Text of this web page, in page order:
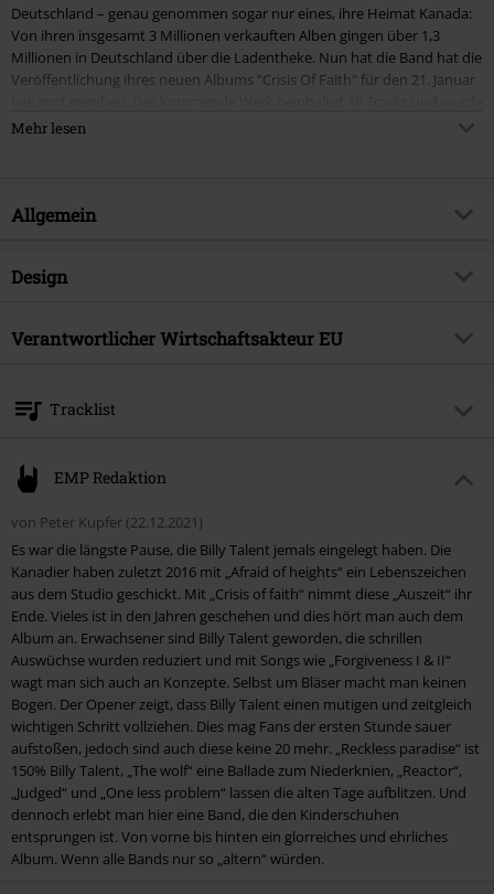
Deutschland – genau genommen sogar nur eines, ihre Heimat Kanada:
Von ihren insgesamt 3 Millionen verkauften Alben gingen über 1,3
Millionen in Deutschland über die Ladentheke. Nun hat die Band hat die
Veröffentlichung ihres neuen Albums "Crisis Of Faith" für den 21. Januar
komplett von Ian D’Sa produziert, Gitarrist und Haupt-Songwriter der
abgemischt.
Mehr lesen
Allgemein
Artikelnummer:
Musikgenre
Alternative/Indie
Band
Geschlecht
Design
Produkt-Typ
LP
Farbe
Verantwortlicher Wirtschaftsakteur EU
Alter Wandrahm 14
20457 Hamburg
Tracklist
1.
2. Reckless paradise
3. I beg to differ (This will get better)
4. The wolf
5. Reactor
6. Judged
7. Hanging out with all the wrong people
8. End of me
9. One less problem
10. For you
EMP Redaktion
von Peter Kupfer (22.12.2021)
Es war die längste Pause, die Billy Talent jemals eingelegt haben. Die
Kanadier haben zuletzt 2016 mit „Afraid of heights“ ein Lebenszeichen
aus dem Studio geschickt. Mit „Crisis of faith“ nimmt diese „Auszeit“ ihr
Ende. Vieles ist in den Jahren geschehen und dies hört man auch dem
Album an. Erwachsener sind Billy Talent geworden, die schrillen
Auswüchse wurden reduziert und mit Songs wie „Forgiveness I & II“
wagt man sich auch an Konzepte. Selbst um Bläser macht man keinen
Bogen. Der Opener zeigt, dass Billy Talent einen mutigen und zeitgleich
wichtigen Schritt vollziehen. Dies mag Fans der ersten Stunde sauer
aufstoßen, jedoch sind auch diese keine 20 mehr. „Reckless paradise“ ist
150% Billy Talent, „The wolf“ eine Ballade zum Niederknien, „Reactor“,
„Judged“ und „One less problem“ lassen die alten Tage aufblitzen. Und
dennoch erlebt man hier eine Band, die den Kinderschuhen
entsprungen ist. Von vorne bis hinten ein glorreiches und ehrliches
Album. Wenn alle Bands nur so „altern“ würden.